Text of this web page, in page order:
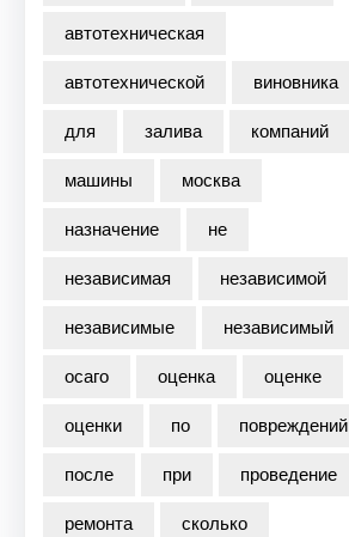
автотехническая
автотехнической
виновника
для
залива
компаний
машины
москва
назначение
не
независимая
независимой
независимые
независимый
осаго
оценка
оценке
оценки
по
повреждений
после
при
проведение
ремонта
сколько